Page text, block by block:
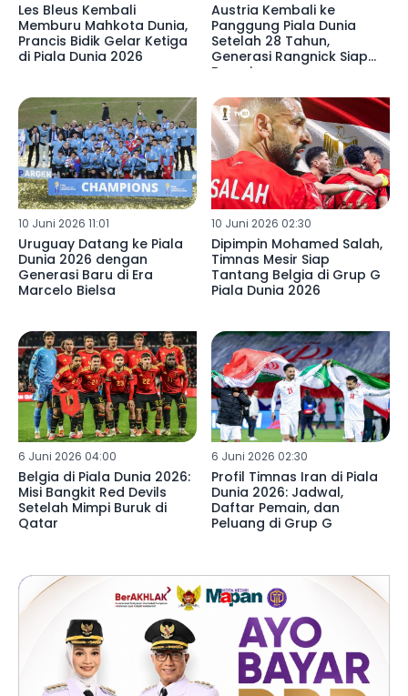
Les Bleus Kembali
Memburu Mahkota Dunia,
Prancis Bidik Gelar Ketiga
di Piala Dunia 2026
Austria Kembali ke
Panggung Piala Dunia
Setelah 28 Tahun,
Generasi Rangnick Siap
Bersaing
10 Juni 2026 11:01
Uruguay Datang ke Piala
Dunia 2026 dengan
Generasi Baru di Era
Marcelo Bielsa
10 Juni 2026 02:30
Dipimpin Mohamed Salah,
Timnas Mesir Siap
Tantang Belgia di Grup G
Piala Dunia 2026
6 Juni 2026 04:00
Belgia di Piala Dunia 2026:
Misi Bangkit Red Devils
Setelah Mimpi Buruk di
Qatar
6 Juni 2026 02:30
Profil Timnas Iran di Piala
Dunia 2026: Jadwal,
Daftar Pemain, dan
Peluang di Grup G